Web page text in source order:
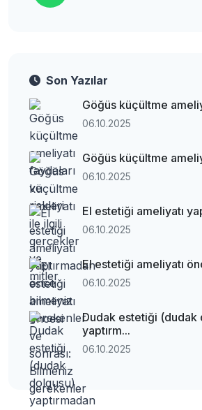
Son Yazılar
Göğüs küçültme
06.10.2025
Göğüs küçültme
06.10.2025
El estetiği ameliyatı
06.10.2025
El estetiği ameliyatı
06.10.2025
Dudak estetiği (dudak
yaptırm...
06.10.2025